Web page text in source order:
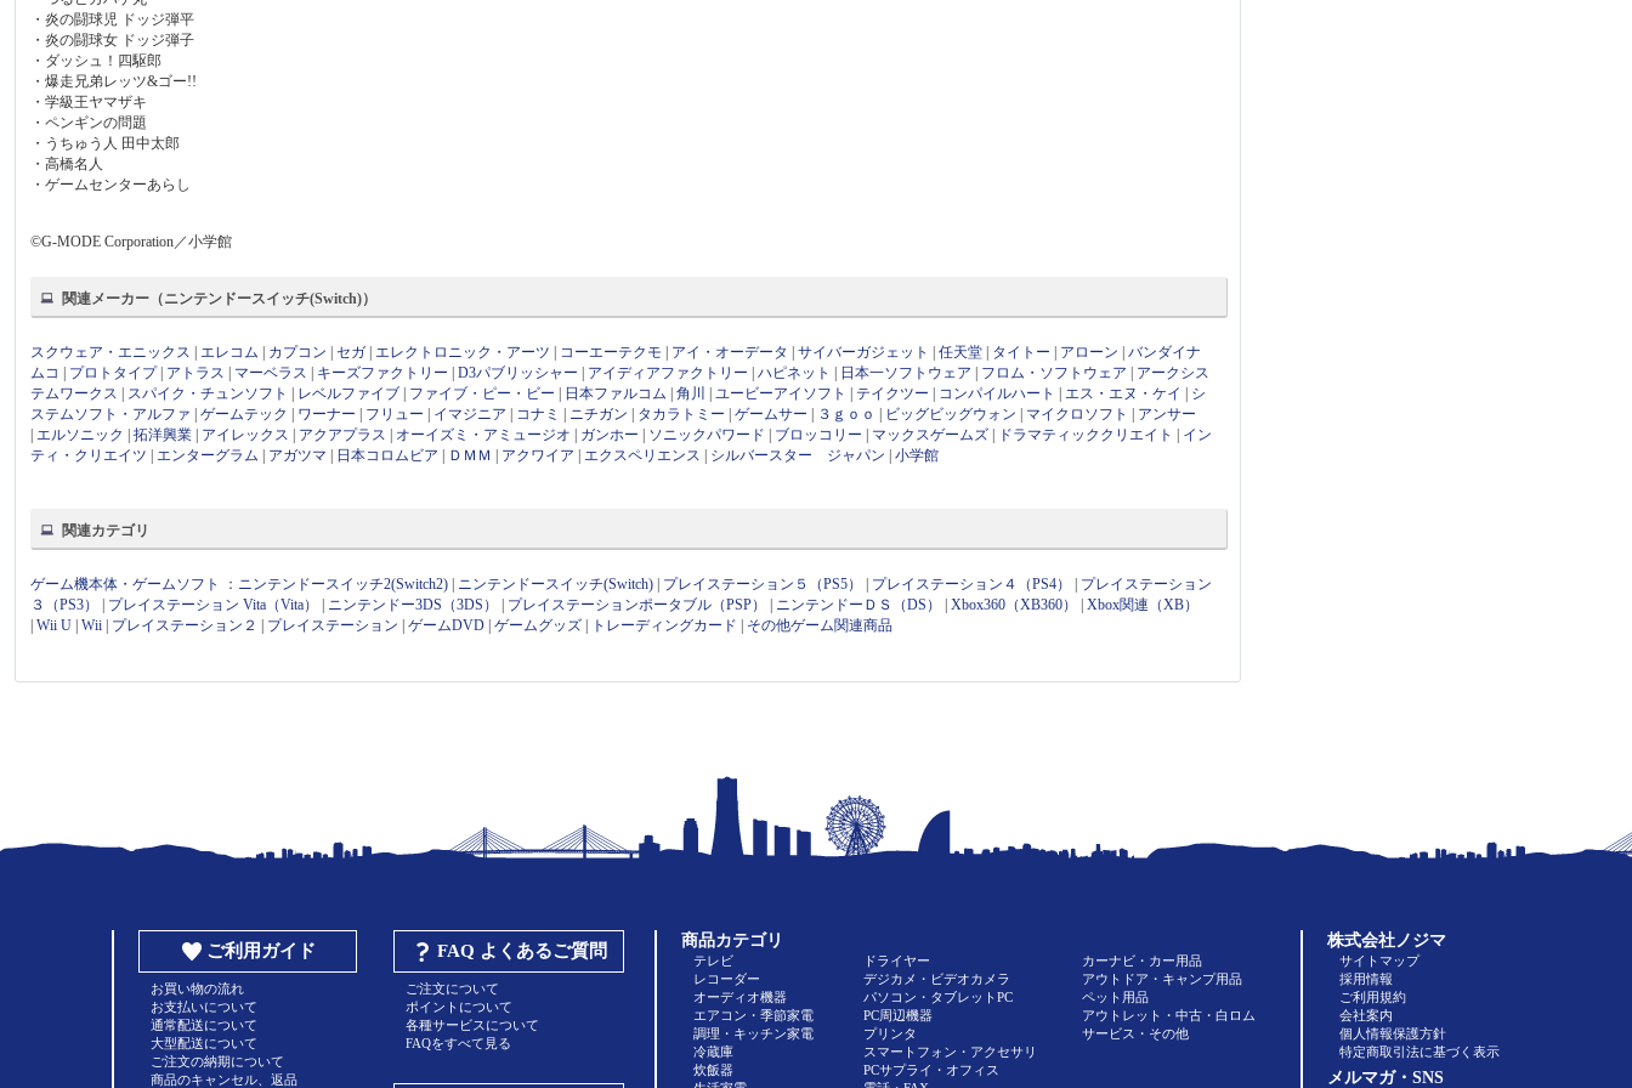
・炎の闘球児 ドッジ弾平
・炎の闘球女 ドッジ弾子
・ダッシュ！四駆郎
・爆走兄弟レッツ&ゴー!!
・学級王ヤマザキ
・ペンギンの問題
・うちゅう人 田中太郎
・高橋名人
・ゲームセンターあらし
©G-MODE Corporation／小学館
関連メーカー（ニンテンドースイッチ(Switch)）
スクウェア・エニックス エレコム カプコン |セガ エレクトロニック・アーツ コーエーテクモ アイ・オーデータ |サイバーガジェット |任天堂 タイトー アローン |バンダイナ
ムコ
プロトタイプ| アトラス マーベラス キーズファクトリー |D3パブリッシャー アイディアファクトリー |ハピネット 日本一ソフトウェア フロム・ソフトウェア
アークシス
テムワークス
スパイク・チュンソフト レベルファイブ ファイブ・ピー・ビー 日本ファルコム |角川 |ユービーアイソフト テイクツー コンパイルハート エス・エヌ・ケイ
シ
ステムソフト・アルファ |ゲームテック ワーナー フリュー イマジニア コナミ ニチガン タカラトミー |ゲームサー ３ｇｏｏ ビッグビッグウォン マイクロソフト
アンサー
エルソニック |拓洋興業 アイレックス アクアプラス オーイズミ・アミュージオ ガンホー ソニックパワード ブロッコリー マックスゲームズ ドラマティッククリエイト
イン
ティ・クリエイツ
エンターグラム アガツマ 日本コロムビア ＤＭＭ アクワイア エクスペリエンス シルバースター ジャパン |小学館
関連カテゴリ
ゲーム機本体・ゲームソフト ： ニンテンドースイッチ2(Switch2) ニンテンドースイッチ(Switch) プレイステーション５（PS5） プレイステーション４（PS4）
プレイステーション
３（PS3）
プレイステーション Vita（Vita） ニンテンドー3DS（3DS） プレイステーションポータブル（PSP） ニンテンドーＤＳ（DS） |Xbox360（XB360） |Xbox関連（XB）
|Wii U |Wii プレイステーション２ プレイステーション |ゲームDVD |ゲームグッズ トレーディングカード その他ゲーム関連商品
ご利用ガイド
お買い物の流れ
お支払いについて
通常配送について
大型配送について
ご注文の納期について
商品のキャンセル、返品
FAQ よくあるご質問
ご注文について
ポイントについて
各種サービスについて
FAQをすべて見る
商品カテゴリ
テレビ
レコーダー
オーディオ機器
エアコン・季節家電
調理・キッチン家電
冷蔵庫
炊飯器
ドライヤー
デジカメ・ビデオカメラ
パソコン・タブレットPC
PC周辺機器
プリンタ
スマートフォン・アクセサリ
PCサプライ・オフィス
カーナビ・カー用品
アウトドア・キャンプ用品
ペット用品
アウトレット・中古・白ロム
サービス・その他
株式会社ノジマ
サイトマップ
採用情報
ご利用規約
会社案内
個人情報保護方針
特定商取引法に基づく表示
メルマガ・SNS